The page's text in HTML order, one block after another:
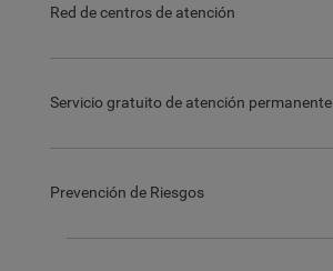
Red de centros de atención
Servicio gratuito de atención permanente
Prevención de Riesgos